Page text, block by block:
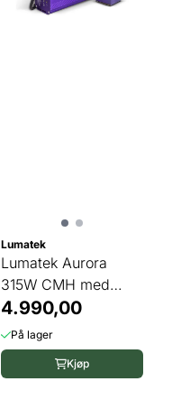
Lumatek
Lumatek Aurora
315W CMH med
pære
4.990,00
På lager
Kjøp